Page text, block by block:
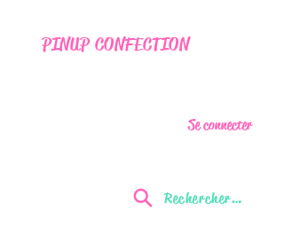
PINUP CONFECTION
Se connecter
Rechercher...